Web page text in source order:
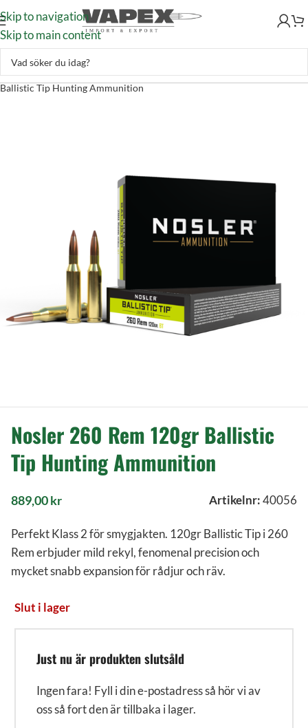
Skip to navigation
Skip to main content
Skytte–Ammunition–Kulammunition–Nosler 260 Rem 120gr
Ballistic Tip Hunting Ammunition
Nosler 260 Rem 120gr Ballistic
Tip Hunting Ammunition
889,00kr Artikelnr:40056
Perfekt Klass 2 för smygjakten. 120gr Ballistic Tip i 260
Rem erbjuder mild rekyl, fenomenal precision och
mycket snabb expansion för rådjur och räv.
Slut i lager
Just nu är produkten slutsåld
Ingen fara! Fyll i din e-postadress så hör vi av
oss så fort den är tillbaka i lager.